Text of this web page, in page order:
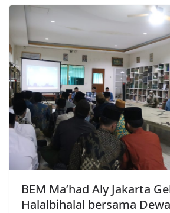
BEM Ma’had Aly Jakarta
Halalbihalal bersama